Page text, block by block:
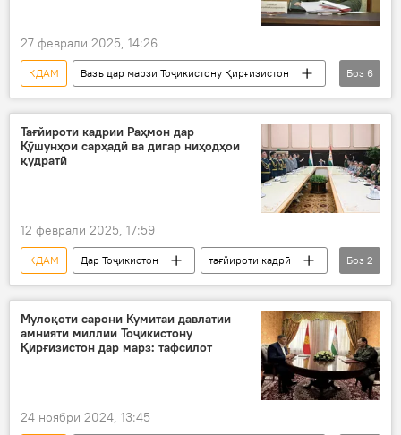
27 феврали 2025, 14:26
КДАМ
Вазъ дар марзи Тоҷикистону Қирғизистон
Дар Тоҷикистон
Қирғизистон
марз
созишнома
парлумон
Боз 6
Тағйироти кадрии Раҳмон дар
Қӯшунҳои сарҳадӣ ва дигар ниҳодҳои
қудратӣ
12 феврали 2025, 17:59
КДАМ Дар Тоҷикистон
тағйироти кадрӣ
Эмомалӣ Раҳмон
таъини кадрҳои нав
Боз 2
Мулоқоти сарони Кумитаи давлатии
амнияти миллии Тоҷикистону
Қирғизистон дар марз: тафсилот
24 ноябри 2024, 13:45